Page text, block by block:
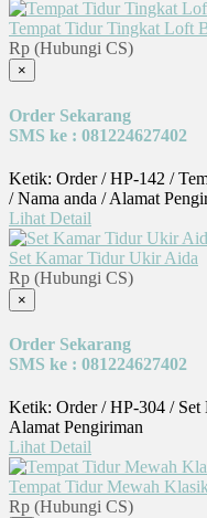
Tempat Tidur Tingkat Loft
Rp (Hubungi CS)
×
Order Sekarang
SMS ke : 081224627402
Ketik: Order / HP-142 /
/ Nama anda / Alamat
Lihat Detail
Set Kamar Tidur Ukir Aida
Rp (Hubungi CS)
×
Order Sekarang
SMS ke : 081224627402
Ketik: Order / HP-304 /
Alamat Pengiriman
Lihat Detail
Tempat Tidur Mewah
Rp (Hubungi CS)